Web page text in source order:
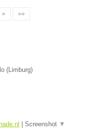
» »»
(Limburg)
Screenshot ▼